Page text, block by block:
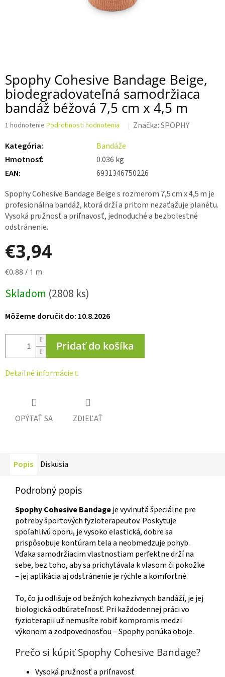
Spophy Cohesive Bandage Beige,
biodegradovateľná samodržiaca
bandáž béžová 7,5 cm x 4,5 m
Priemerné
produktu
5,0
z 5
1 hodnotenie Podrobnosti hodnotenia Značka:SPOPHY
Kategória:
Bandáže
Hmotnosť:
0.036 kg
EAN:
6931346750226
Spophy Cohesive Bandage Beige s rozmerom 7,5 cm x 4,5 m je
profesionálna bandáž, ktorá drží a pritom nezaťažuje planétu.
Vysoká pružnosť a priľnavosť, jednoduché a bezbolestné
odstránenie.
€3,94
Jednotková
€0,88 / 1 m
Skladom (2808 ks)
Môžeme doručiť do: 10.8.2026
Pridať do košíka
Detailné informácie
OPÝTAŤ SA ZDIEĽAŤ
Popis Diskusia
Podrobný popis
Spophy Cohesive Bandageje vyvinutá špeciálne pre
potreby športových fyzioterapeutov. Poskytuje
spoľahlivú oporu, je vysoko elastická, dobre sa
prispôsobuje kontúram tela a neobmedzuje pohyb.
Vďaka samodržiacim vlastnostiam perfektne drží na
sebe, bez toho, aby sa prichytávala k vlasom či pokožke
– jej aplikácia aj odstránenie je rýchle a komfortné.
To, čo ju odlišuje od bežných kohezívnych bandáží, je jej
biologická odbúrateľnosť. Pri každodennej práci vo
fyzioterapii už nemusíte robiť kompromis medzi
výkonom a zodpovednosťou – Spophy ponúka oboje.
Prečo si kúpiť Spophy Cohesive Bandage?
Vysoká pružnosť a priľnavosť